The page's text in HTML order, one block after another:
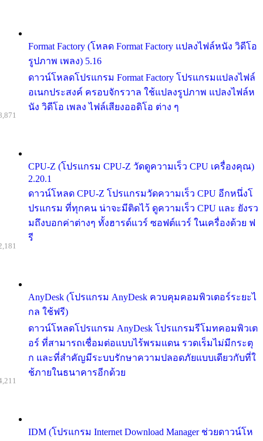
Format Factory (โหลด Format Factory แปลงไฟล์หนัง วิดีโอ
รูปภาพ เพลง) 5.16
ดาวน์โหลดโปรแกรม Format Factory โปรแกรมแปลงไฟล์
อเนกประสงค์ ครอบจักรวาล ใช้แปลงรูปภาพ แปลงไฟล์ห
นัง วิดีโอ เพลง ไฟล์เสียงออดิโอ ต่าง ๆ
CPU-Z (โปรแกรม CPU-Z วัดดูความเร็ว CPU เครื่องคุณ)
2.20.1
ดาวน์โหลด CPU-Z โปรแกรมวัดความเร็ว CPU อีกหนึ่งโ
ปรแกรม ที่ทุกคน น่าจะมีติดไว้ ดูความเร็ว CPU และ ยังรว
มถึงบอกค่าต่างๆ ทั้งฮารด์แวร์ ซอฟต์แวร์ ในเครื่องด้วย ฟ
รี
AnyDesk (โปรแกรม AnyDesk ควบคุมคอมพิวเตอร์ระยะไ
กล ใช้ฟรี)
ดาวน์โหลดโปรแกรม AnyDesk โปรแกรมรีโมทคอมพิวเต
อร์ ที่สามารถเชื่อมต่อแบบไร้พรมแดน รวดเร็มไม่มีกระตุ
ก และที่สำคัญมีระบบรักษาความปลอดภัยแบบเดียวกับที่ใ
ช้ภายในธนาคารอีกด้วย
IDM (โปรแกรม Internet Download Manager ช่วยดาวน์โห